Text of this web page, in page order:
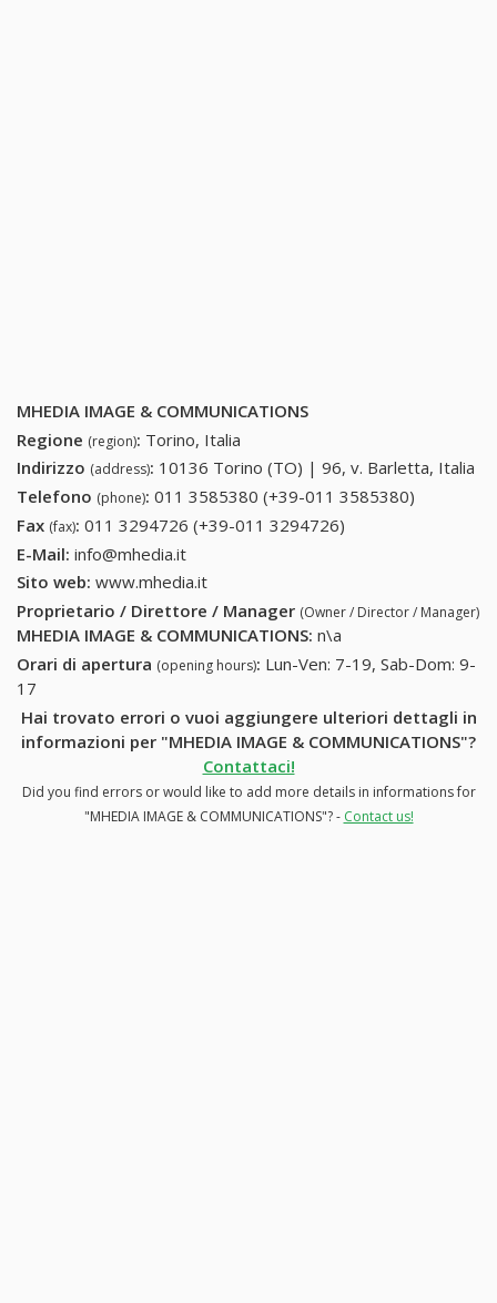
MHEDIA IMAGE & COMMUNICATIONS
Regione (region): Torino, Italia
Indirizzo (address): 10136 Torino (TO) | 96, v. Barletta, Italia
Telefono (phone): 011 3585380 (+39-011 3585380)
Fax (fax): 011 3294726 (+39-011 3294726)
E-Mail: info@mhedia.it
Sito web: www.mhedia.it
Proprietario / Direttore / Manager (Owner / Director / Manager)
MHEDIA IMAGE & COMMUNICATIONS: n\a
Orari di apertura (opening hours): Lun-Ven: 7-19, Sab-Dom: 9-
17
Hai trovato errori o vuoi aggiungere ulteriori dettagli in
informazioni per "MHEDIA IMAGE & COMMUNICATIONS"?
Contattaci!
Did you find errors or would like to add more details in informations for
"MHEDIA IMAGE & COMMUNICATIONS"? - Contact us!